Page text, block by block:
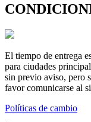
El tiempo de entrega
para ciudades
sin previo aviso, pero
favor comunicarse al
Políticas de cambio